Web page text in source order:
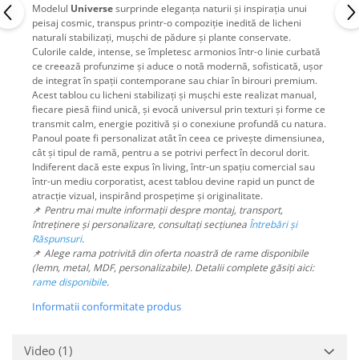
Modelul Universesurprinde eleganța naturii și inspirația unui
peisaj cosmic, transpus printr-o compoziție inedită de licheni
naturali stabilizați, mușchi de pădure și plante conservate.
Culorile calde, intense, se împletesc armonios într-o linie curbată
ce creează profunzime și aduce o notă modernă, sofisticată, ușor
de integrat în spații contemporane sau chiar în birouri premium.
Acest tablou cu licheni stabilizați și mușchi este realizat manual,
fiecare piesă fiind unică, și evocă universul prin texturi și forme ce
transmit calm, energie pozitivă și o conexiune profundă cu natura.
Panoul poate fi personalizat atât în ceea ce privește dimensiunea,
cât și tipul de ramă, pentru a se potrivi perfect în decorul dorit.
Indiferent dacă este expus în living, într-un spațiu comercial sau
într-un mediu corporatist, acest tablou devine rapid un punct de
atracție vizual, inspirând prospețime și originalitate.
📌 Pentru mai multe informații despre montaj, transport,
întreținere și personalizare, consultați secțiunea Întrebări și
Răspunsuri.
📌 Alege rama potrivită din oferta noastră de rame disponibile
(lemn, metal, MDF, personalizabile). Detalii complete găsiți aici:
rame disponibile.
Informatii conformitate produs
Video (1)